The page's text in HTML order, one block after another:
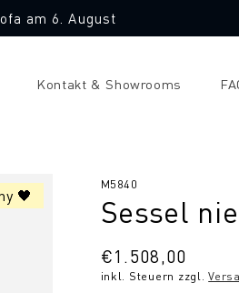
am 6. August
Kontakt & Showrooms
🖤
SKU:
M5840
Sessel
Normaler
Preis
€1.508,00
inkl. Steuern zzgl.